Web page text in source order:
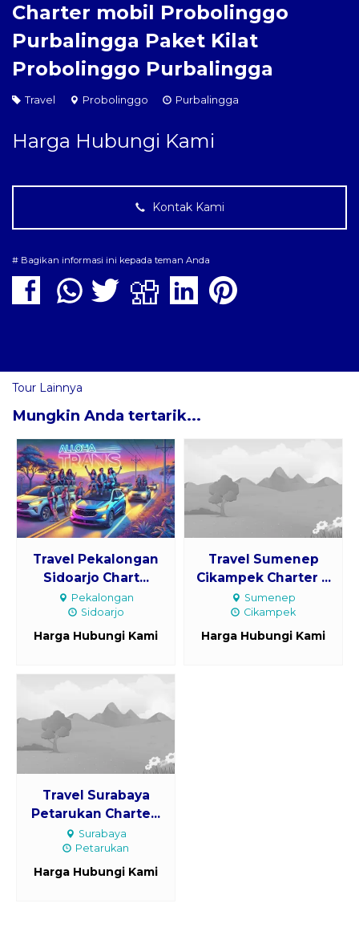
Charter mobil Probolinggo
Purbalingga Paket Kilat
Probolinggo Purbalingga
Travel Probolinggo Purbalingga
Harga Hubungi Kami
Kontak Kami
# Bagikan informasi ini kepada teman Anda
Tour Lainnya
Mungkin Anda tertarik...
Travel Pekalongan
Sidoarjo Chart...
Pekalongan
Sidoarjo
Harga Hubungi Kami
Travel Sumenep
Cikampek Charter ...
Sumenep
Cikampek
Harga Hubungi Kami
Travel Surabaya
Petarukan Charte...
Surabaya
Petarukan
Harga Hubungi Kami